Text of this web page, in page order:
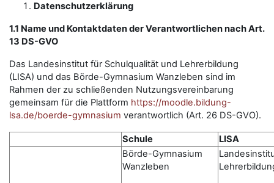
Datenschutzerklärung
1.1 Name und Kontaktdaten der Verantwortlichen nach Art.
13 DS-GVO
Das Landesinstitut für Schulqualität und Lehrerbildung
(LISA) und das Börde-Gymnasium Wanzleben sind im
Rahmen der zu schließenden Nutzungsvereinbarung
gemeinsam für die Plattform https://moodle.bildung-
lsa.de/boerde-gymnasium verantwortlich (Art. 26 DS-GVO).
Schule LISA
Börde-Gymnasium
Wanzleben